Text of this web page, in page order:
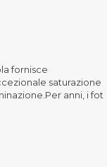
fornisce
saturazione
anni, i fot